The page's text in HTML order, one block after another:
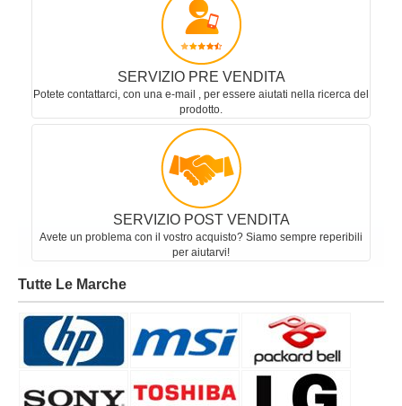
SERVIZIO PRE VENDITA
Potete contattarci, con una e-mail , per essere aiutati nella ricerca del
prodotto.
SERVIZIO POST VENDITA
Avete un problema con il vostro acquisto? Siamo sempre reperibili
per aiutarvi!
Tutte Le Marche